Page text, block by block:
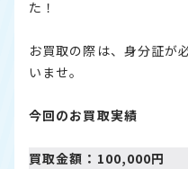
た！
お買取の際は、身分証が
いませ。
今回のお買取実績
買取金額：100,000円